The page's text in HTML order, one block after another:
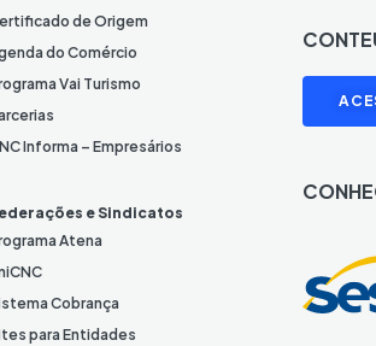
de Origem
do Comércio
Vai Turismo
Informa – Empresários
e Sindicatos
Atena
Cobrança
para Entidades
n
e
L
i
k
e
I
n
I